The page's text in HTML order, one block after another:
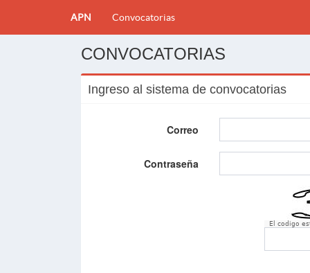
APN Convocatorias
CONVOCATORIAS
Ingreso al sistema de convocatorias
Correo
Contraseña
El codigo